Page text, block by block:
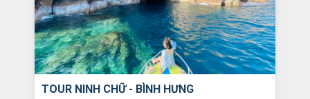
TOUR NINH CHỮ - BÌNH HƯNG